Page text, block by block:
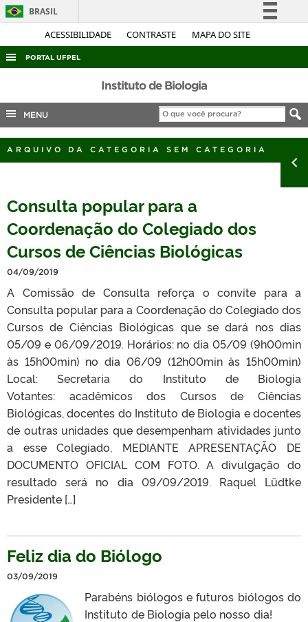
ACESSIBILIDADE CONTRASTE MAPA DO SITE
BRASIL
Simplifique!
Acesso à informação
Legislação
Canais
PORTAL UFPEL
ACESSO À INFORMAÇÃO
AUDITORIA
COBALTO
CONCURSOS
OUVIDORIA
TELEFONES
Instituto de Biologia
MENU
ARQUIVO DA CATEGORIA SEM CATEGORIA
Consulta popular para a
Coordenação do Colegiado dos
Cursos de Ciências Biológicas
04/09/2019
A Comissão de Consulta reforça o convite para a
Consulta popular para a Coordenação do Colegiado dos
Cursos de Ciências Biológicas que se dará nos dias
05/09 e 06/09/2019. Horários: no dia 05/09 (9h00min
às 15h00min) no dia 06/09 (12h00min às 15h00min)
Local: Secretaria do Instituto de Biologia
Votantes: acadêmicos dos Cursos de Ciências
Biológicas, docentes do Instituto de Biologia e docentes
de outras unidades que desempenham atividades junto
a esse Colegiado, MEDIANTE APRESENTAÇÃO DE
DOCUMENTO OFICIAL COM FOTO. A divulgação do
resultado será no dia 09/09/2019. Raquel Lüdtke
Presidente […]
Feliz dia do Biólogo
03/09/2019
Parabéns biólogos e futuros biólogos do
Instituto de Biologia pelo nosso dia!